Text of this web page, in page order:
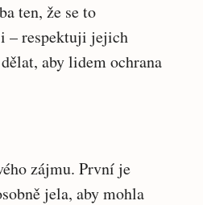
ten, že se to
– respektuji jejich
aby lidem ochrana
zájmu. První je
jela, aby mohla